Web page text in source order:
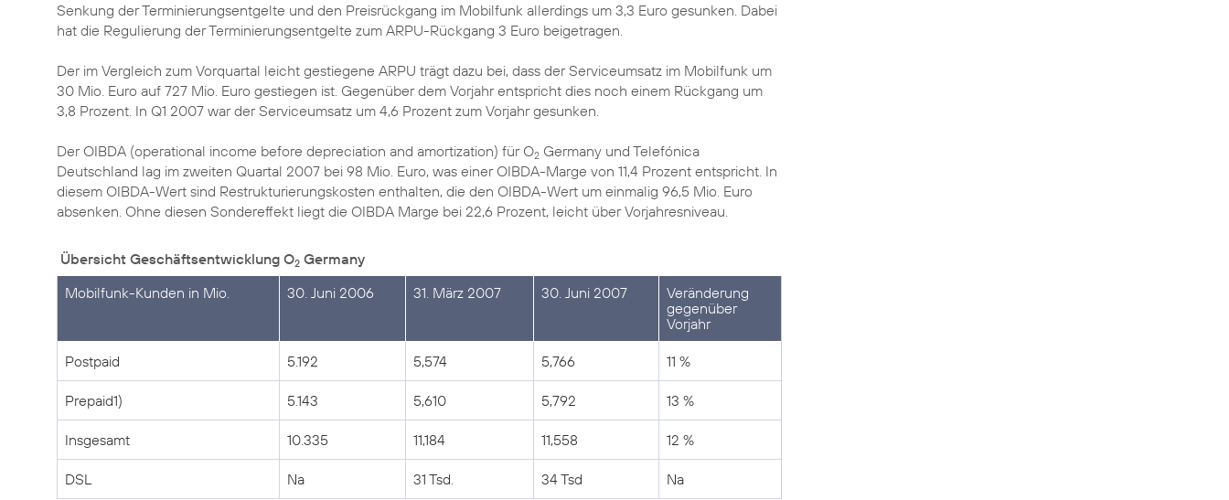
Senkung der Terminierungsentgelte und den Preisrückgang im Mobilfunk allerdings um 3,3 Euro gesunken. Dabei
hat die Regulierung der Terminierungsentgelte zum ARPU-Rückgang 3 Euro beigetragen.
Der im Vergleich zum Vorquartal leicht gestiegene ARPU trägt dazu bei, dass der Serviceumsatz im Mobilfunk um
30 Mio. Euro auf 727 Mio. Euro gestiegen ist. Gegenüber dem Vorjahr entspricht dies noch einem Rückgang um
3,8 Prozent. In Q1 2007 war der Serviceumsatz um 4,6 Prozent zum Vorjahr gesunken.
Der OIBDA (operational income before depreciation and amortization) für O2 Germany und Telefónica
Deutschland lag im zweiten Quartal 2007 bei 98 Mio. Euro, was einer OIBDA-Marge von 11,4 Prozent entspricht. In
diesem OIBDA-Wert sind Restrukturierungskosten enthalten, die den OIBDA-Wert um einmalig 96,5 Mio. Euro
absenken. Ohne diesen Sondereffekt liegt die OIBDA Marge bei 22,6 Prozent, leicht über Vorjahresniveau.
Übersicht Geschäftsentwicklung O2 Germany
Mobilfunk-Kunden in Mio.
30. Juni 2006 31. März 2007 30. Juni 2007
Veränderung
gegenüber
Vorjahr
Postpaid 5.192 5,574 5,766 11 %
Prepaid1) 5.143 5,610 5,792 13 %
Insgesamt 10.335 11,184 11,558 12 %
DSL Na 31 Tsd. 34 Tsd Na